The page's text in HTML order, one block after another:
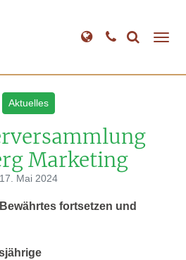
Aktuelles
Marketing
17. Mai 2024
fortsetzen und